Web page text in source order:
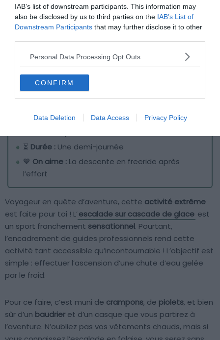
IAB’s list of downstream participants. This information may
also be disclosed by us to third parties on the IAB’s List of
Downstream Participants that may further disclose it to other
Personal Data Processing Opt Outs
CONFIRM
Data Deletion Data Access Privacy Policy
Crédit photo :OT Morzine-Avoriaz
⏳ Durée : Une demi-journée
💙 On aime : La descente en freeride après
l’effort
Voyageur en quête d’aventure, cette activité extrême
est faite pour toi ! L’escalade sur cascade de glace est
un sport franchement sensationnel. Pourtant,
l’encadrement de guides professionnels rend cette
activité tant accessible qu’incontournable ! L’objectif est
simple : effectuer l’ascension d’une chute d’eau gelée
par le froid.
Pour ce faire, c’est muni de crampons, de piolets, et bien
sûr d’un baudrier et d’un casque que vous partirez à
l’aventure. N’oubliez pas vos vêtements chauds, mais si